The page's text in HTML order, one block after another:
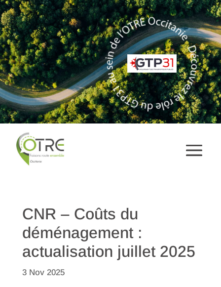
CNR – Coûts du
déménagement :
actualisation juillet 2025
3 Nov 2025